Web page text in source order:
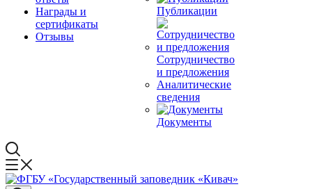
Награды и
сертификаты
Отзывы
Публикации
Сотрудничество
и предложения
Аналитические
сведения
Документы